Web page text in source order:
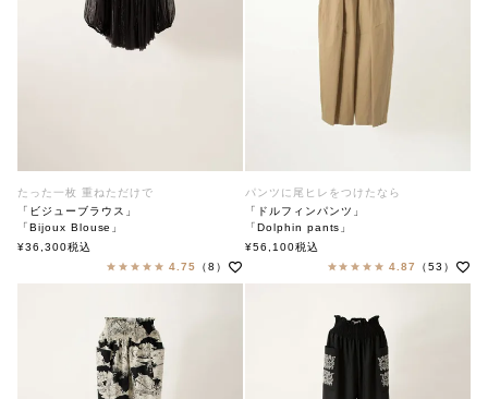
たった一枚 重ねただけで
「ビジューブラウス」
「Bijoux Blouse」
soutiencollar（ステンカラー）
¥36,300税込
4.75
（8）
パンツに尾ヒレをつけたなら
「ドルフィンパンツ」
「Dolphin pants」
soutiencollar(ステンカラー)
¥56,100税込
4.87
（53）